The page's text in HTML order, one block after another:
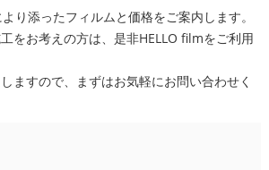
り添ったフィルムと価格をご案内します。
をお考えの方は、是非HELLO filmをご利用
ますので、まずはお気軽にお問い合わせく